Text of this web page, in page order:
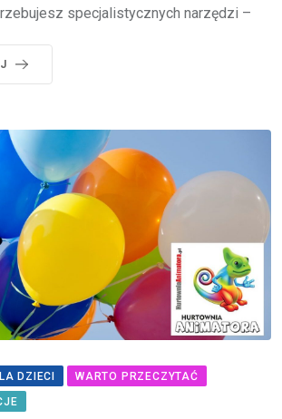
specjalistycznych narzędzi –
DZIECI
WARTO PRZECZYTAĆ